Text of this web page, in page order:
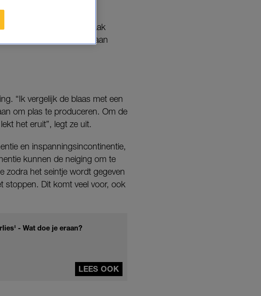
Ze ziet dat vrouwen vaak
mogelijk”, vertelt ze aan
“Ik vergelijk de blaas met een
om plas te produceren. Om de
het eruit”, legt ze uit.
en inspanningsincontinentie,
kunnen de neiging om te
zodra het seintje wordt gegeven
stoppen. Dit komt veel voor, ook
- Wat doe je eraan?
LEES OOK